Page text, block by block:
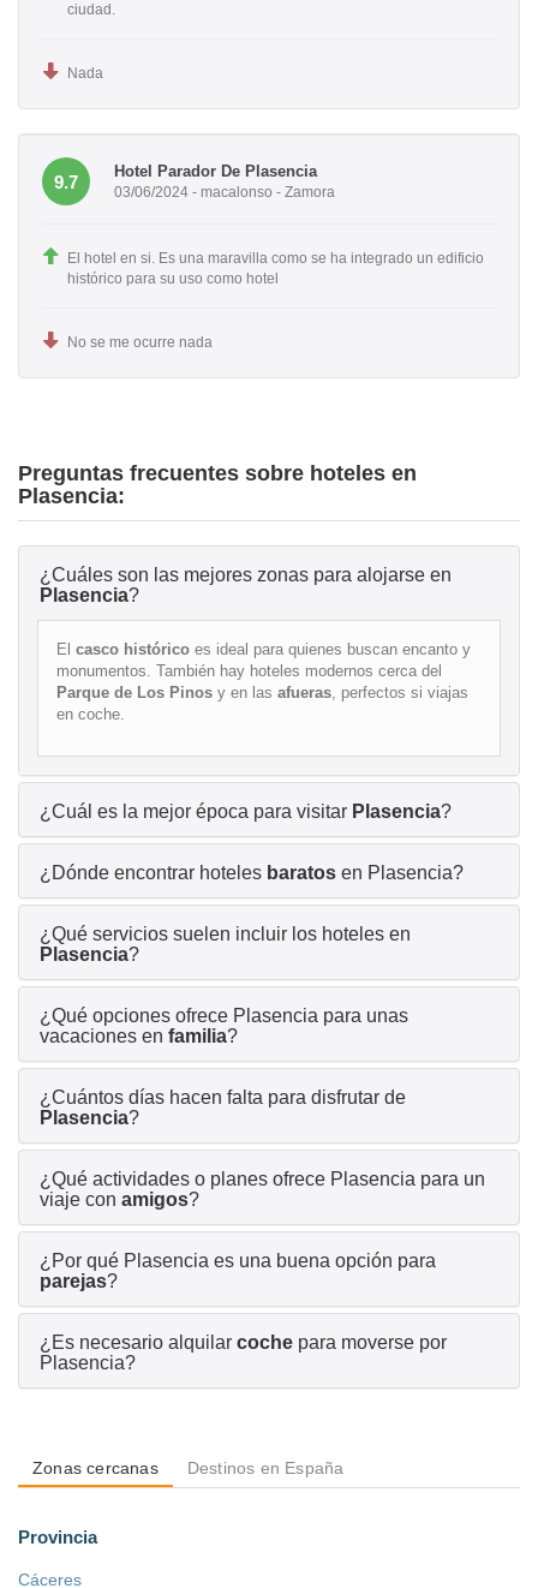
ciudad.
Nada
9.7
Hotel Parador De Plasencia
03/06/2024 - macalonso - Zamora
El hotel en si. Es una maravilla como se ha integrado un edificio
histórico para su uso como hotel
No se me ocurre nada
Preguntas frecuentes sobre hoteles en
Plasencia:
¿Cuáles son las mejores zonas para alojarse en
Plasencia?
El casco histórico es ideal para quienes buscan encanto y
monumentos. También hay hoteles modernos cerca del
Parque de Los Pinos y en las afueras, perfectos si viajas
en coche.
¿Cuál es la mejor época para visitar Plasencia?
¿Dónde encontrar hoteles baratos en Plasencia?
¿Qué servicios suelen incluir los hoteles en
Plasencia?
¿Qué opciones ofrece Plasencia para unas
vacaciones en familia?
¿Cuántos días hacen falta para disfrutar de
Plasencia?
¿Qué actividades o planes ofrece Plasencia para un
viaje con amigos?
¿Por qué Plasencia es una buena opción para
parejas?
¿Es necesario alquilar coche para moverse por
Plasencia?
Zonas cercanas Destinos en España
Provincia
Cáceres